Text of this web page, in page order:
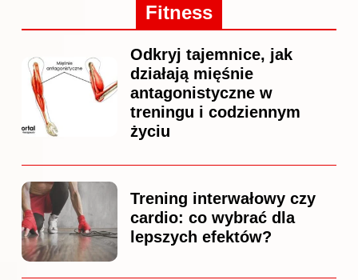
Fitness
Odkryj tajemnice, jak
działają mięśnie
antagonistyczne w
treningu i codziennym
życiu
Trening interwałowy czy
cardio: co wybrać dla
lepszych efektów?